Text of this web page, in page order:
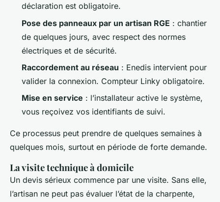
déclaration est obligatoire.
Pose des panneaux par un artisan RGE : chantier
de quelques jours, avec respect des normes
électriques et de sécurité.
Raccordement au réseau : Enedis intervient pour
valider la connexion. Compteur Linky obligatoire.
Mise en service : l’installateur active le système,
vous reçoivez vos identifiants de suivi.
Ce processus peut prendre de quelques semaines à
quelques mois, surtout en période de forte demande.
La visite technique à domicile
Un devis sérieux commence par une visite. Sans elle,
l’artisan ne peut pas évaluer l’état de la charpente,